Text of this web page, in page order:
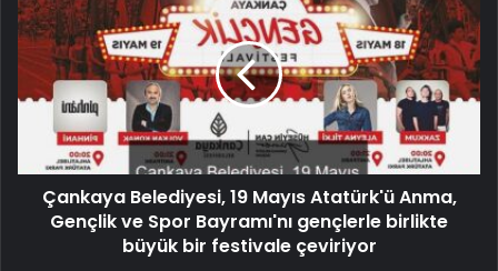
Çankaya Belediyesi, 19 Mayıs Atatürk'ü Anma,
Gençlik ve Spor Bayramı'nı gençlerle birlikte
büyük bir festivale çeviriyor